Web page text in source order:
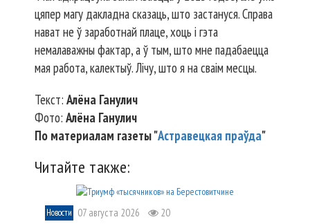
цяпер магу дакладна сказаць, што застануся. Справа
нават не ў заработнай плаце, хоць і гэта
немалаважны фактар, а ў тым, што мне падабаецца
мая работа, калектыў. Лічу, што я на сваім месцы.
Текст: Алёна Ганулич
Фото: Алёна Ганулич
По материалам газеты "Астравецкая праўда"
Читайте также:
Новости 07 августа 2026 20